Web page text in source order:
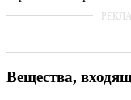
Вещества,